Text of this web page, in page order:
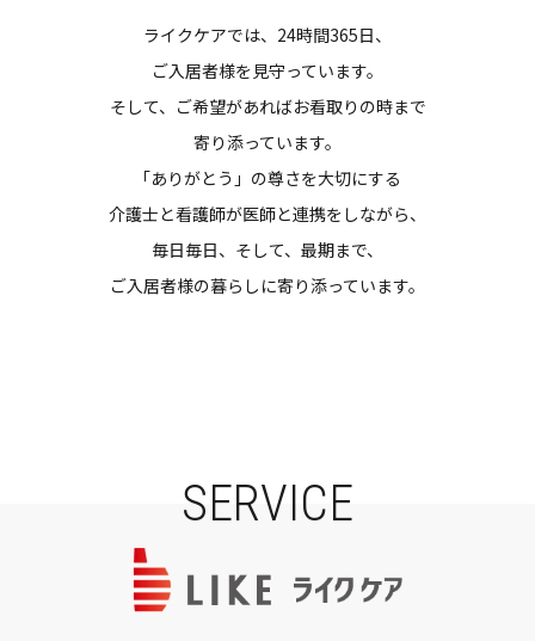
ライクケアでは、24時間365日、
ご入居者様を見守っています。
そして、ご希望があればお看取りの時まで
寄り添っています。
「ありがとう」の尊さを大切にする
介護士と看護師が医師と連携をしながら、
毎日毎日、そして、最期まで、
ご入居者様の暮らしに寄り添っています。
SERVICE